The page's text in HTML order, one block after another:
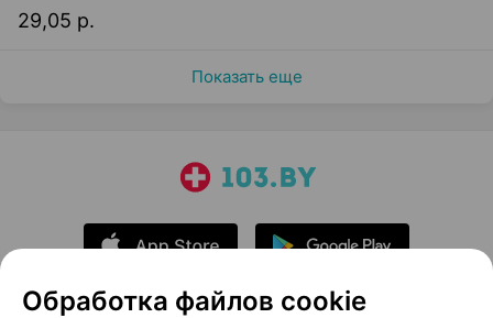
29,05 р.
Показать еще
Обработка файлов cookie